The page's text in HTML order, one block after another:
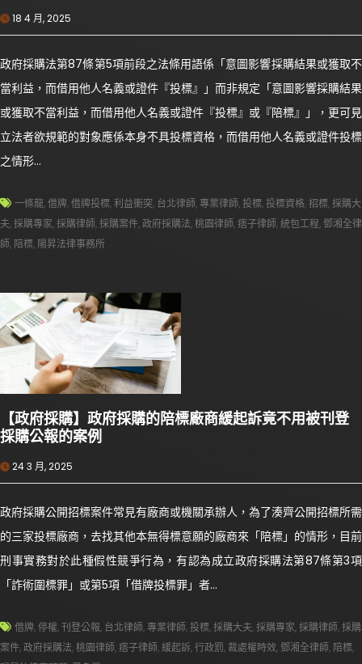
18 4 月, 2025
政府採購法第87條第5項前段之法條用語係「意圖影響採購結果或獲取不
當利益，而借用他人名義或證件『投標』」而非規定「意圖影響採購結果
或獲取不當利益，而借用他人名義或證件『投標』或『陪標』」，更可見
立法者欲規範的對象應係本身不具投標資格，而借用他人名義或證件投標
之情形…
一條龍,借牌,借牌投標,利益衝突, 台北律師,專業律師,投標,投標資格,招標,採購大
夫,採購專家,採購律師,採購案件,政府採購法,桃園律師,痞子律師,統包工程, 鄧湘全律
師, 陪標, 陽昇法律事務所
【政府採購】政府採購的陪標廠商緩起訴竟不用被刊登
採購公報的案例
24 3 月, 2025
政府採購公開招標案件常見有廠商或機關承辦人，為了湊齊公開招標所需
的三家投標廠商，去找其他本無得標意願的廠商來「陪標」的情形，目前
刑事實務對於此種假性競爭行為，有認為成立政府採購法第87條第3項
「詐術圍標罪」或第5項「借牌投標罪」者…
借牌,停權,刊登公報, 台北律師,專業律師,投標,採購大夫,採購專家,採購律師,採購
案件,政府採購法,桃園律師,痞子律師,緩起訴,行政罰, 裁處權時效, 鄧湘全律師, 陪標,